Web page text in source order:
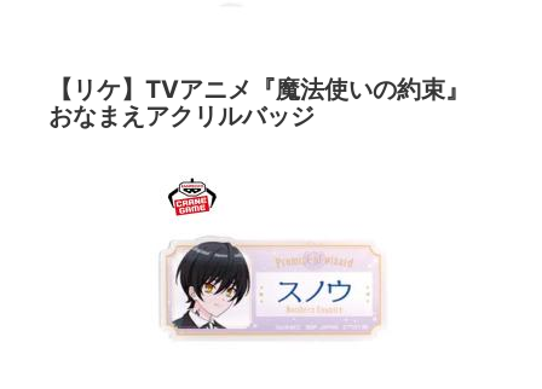
【リケ】TVアニメ『魔法使いの約束』
おなまえアクリルバッジ